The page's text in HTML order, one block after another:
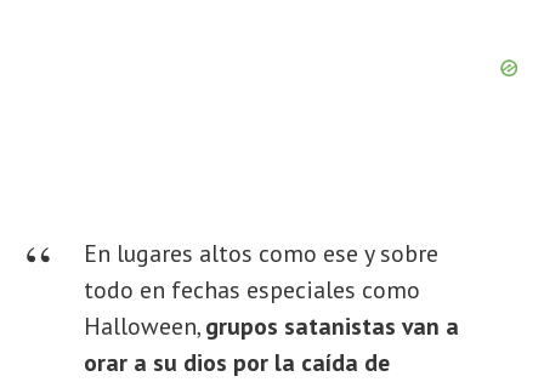
En lugares altos como ese y sobre
todo en fechas especiales como
Halloween, grupos satanistas van a
orar a su dios por la caída de